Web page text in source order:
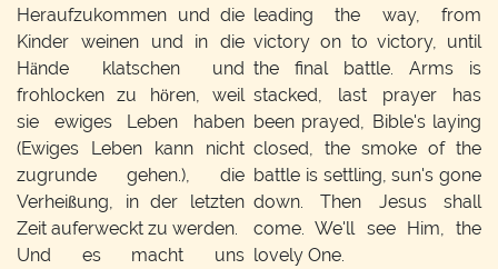
Heraufzukommen und die
Kinder weinen und in die
Hände klatschen und
frohlocken zu hören, weil
sie ewiges Leben haben
(Ewiges Leben kann nicht
zugrunde gehen.), die
Verheißung, in der letzten
Zeit auferweckt zu werden.
Und es macht uns
leading the way, from
victory on to victory, until
the final battle. Arms is
stacked, last prayer has
been prayed, Bible's laying
closed, the smoke of the
battle is settling, sun's gone
down. Then Jesus shall
come. We'll see Him, the
lovely One.